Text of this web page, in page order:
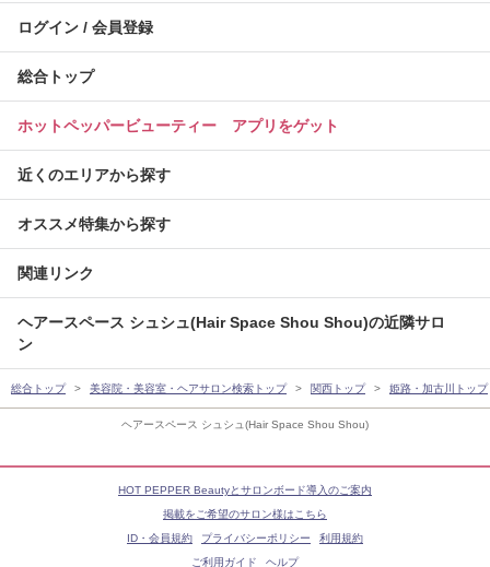
ヘアースペース シュシュ(Hair Space Shou Shou)
ログイン / 会員登録
総合トップ
ホットペッパービューティー アプリをゲット
近くのエリアから探す
オススメ特集から探す
関連リンク
ヘアースペース シュシュ(Hair Space Shou Shou)の近隣サロ
ン
総合トップ 美容院・美容室・ヘアサロン検索トップ 関西トップ 姫路・加古川トップ
HOT PEPPER Beautyとサロンボード導入のご案内
掲載をご希望のサロン様はこちら
ID・会員規約
プライバシーポリシー
利用規約
ご利用ガイド
ヘルプ